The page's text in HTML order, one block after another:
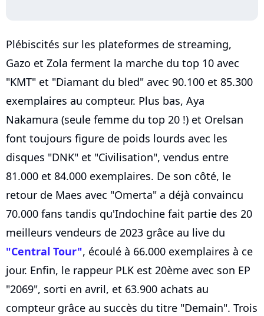
Plébiscités sur les plateformes de streaming,
Gazo et Zola ferment la marche du top 10 avec
"KMT" et "Diamant du bled" avec 90.100 et 85.300
exemplaires au compteur. Plus bas, Aya
Nakamura (seule femme du top 20 !) et Orelsan
font toujours figure de poids lourds avec les
disques "DNK" et "Civilisation", vendus entre
81.000 et 84.000 exemplaires. De son côté, le
retour de Maes avec "Omerta" a déjà convaincu
70.000 fans tandis qu'Indochine fait partie des 20
meilleurs vendeurs de 2023 grâce au live du
"Central Tour", écoulé à 66.000 exemplaires à ce
jour. Enfin, le rappeur PLK est 20ème avec son EP
"2069", sorti en avril, et 63.900 achats au
compteur grâce au succès du titre "Demain". Trois